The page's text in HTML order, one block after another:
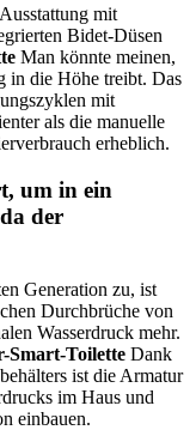
mit
Bidet-Düsen
Man könnte meinen,
in die Höhe treibt. Das
mit
als die manuelle
erheblich.
um in ein
der
Generation zu, ist
Durchbrüche von
Wasserdruck mehr.
Smart-Toilette Dank
ist die Armatur
im Haus und
einbauen.